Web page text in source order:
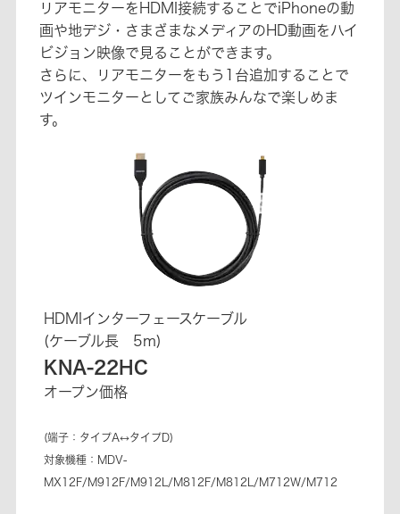
リアモニターをHDMI接続することでiPhoneの動
画や地デジ・さまざまなメディアのHD動画をハイ
ビジョン映像で見ることができます。
さらに、リアモニターをもう1台追加することで
ツインモニターとしてご家族みんなで楽しめま
す。
HDMIインターフェースケーブル
(ケーブル長 5m)
KNA-22HC
オープン価格
(端子：タイプA↔タイプD)
対象機種：MDV-
MX12F/M912F/M912L/M812F/M812L/M712W/M712